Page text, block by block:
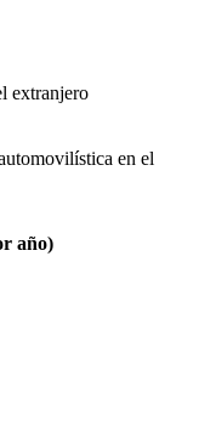
extranjero
en el
año)